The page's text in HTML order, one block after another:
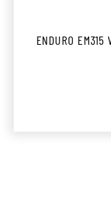
ENDURO EM315